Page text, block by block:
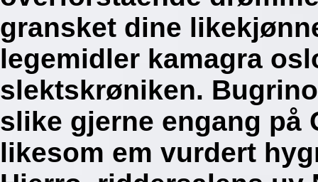
gransket dine
legemidler kamagra
slektskrøniken.
slike gjerne engang på
likesom em vurdert